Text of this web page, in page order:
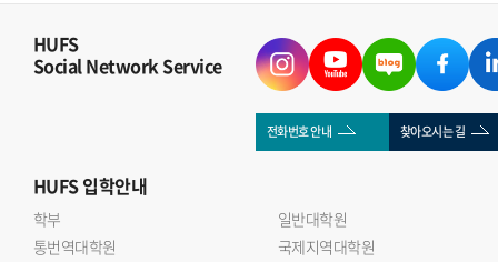
HUFS
Social Network Service
전화번호 안내 찾아오시는 길
HUFS입학안내
학부
일반대학원
통번역대학원
국제지역대학원